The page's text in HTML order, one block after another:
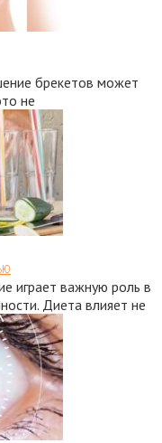
брекетов может
не
играет важную роль в
Диета влияет не